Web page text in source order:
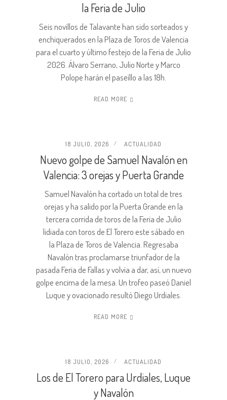
la Feria de Julio
Seis novillos de Talavante han sido sorteados y
enchiquerados en la Plaza de Toros de Valencia
para el cuarto y último festejo de la Feria de Julio
2026. Álvaro Serrano, Julio Norte y Marco
Polope harán el paseíllo a las 18h.
READ MORE
18 JULIO, 2026 ACTUALIDAD
Nuevo golpe de Samuel Navalón en
Valencia: 3 orejas y Puerta Grande
Samuel Navalón ha cortado un total de tres
orejas y ha salido por la Puerta Grande en la
tercera corrida de toros de la Feria de Julio
lidiada con toros de El Torero este sábado en
la Plaza de Toros de Valencia. Regresaba
Navalón tras proclamarse triunfador de la
pasada Feria de Fallas y volvía a dar, así, un nuevo
golpe encima de la mesa. Un trofeo paseó Daniel
Luque y ovacionado resultó Diego Urdiales.
READ MORE
18 JULIO, 2026 ACTUALIDAD
Los de El Torero para Urdiales, Luque
y Navalón